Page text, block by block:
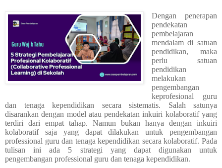
Dengan penerapan
pendekatan
pembelajaran
mendalam di satuan
pendidikan, maka
perlu satuan
pendidikan
melakukan
pengembangan
keprofesional guru
dan tenaga kependidikan secara sistematis. Salah satunya
disarankan dengan model atau pendekatan inkuiri kolaboratif yang
terdiri dari empat tahap. Namun bukan hanya dengan inkuiri
kolaboratif saja yang dapat dilakukan untuk pengembangan
professional guru dan tenaga kependidikan secara kolaboratif. Pada
tulisan ini ada 5 strategi yang dapat digunakan untuk
pengembangan professional guru dan tenaga kependidikan.